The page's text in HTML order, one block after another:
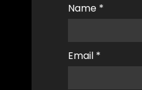
Name *
Email *